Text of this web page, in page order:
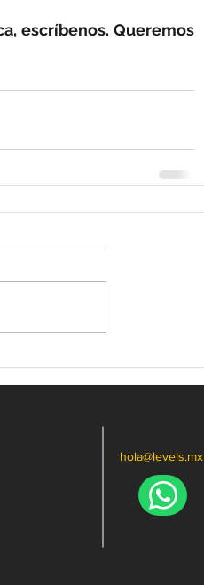
escríbenos. Queremos
hola@levels.mx